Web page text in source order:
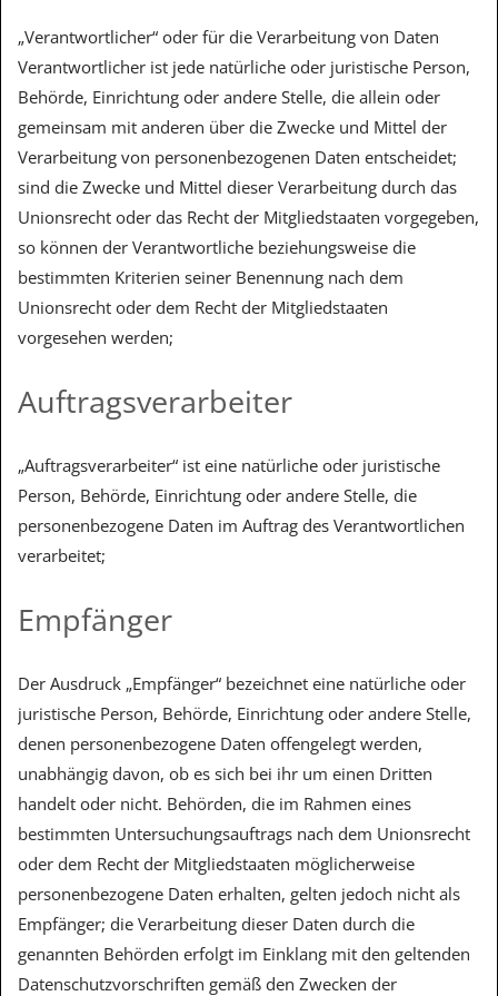
„Verantwortlicher“ oder für die Verarbeitung von Daten
Verantwortlicher ist jede natürliche oder juristische Person,
Behörde, Einrichtung oder andere Stelle, die allein oder
gemeinsam mit anderen über die Zwecke und Mittel der
Verarbeitung von personenbezogenen Daten entscheidet;
sind die Zwecke und Mittel dieser Verarbeitung durch das
Unionsrecht oder das Recht der Mitgliedstaaten vorgegeben,
so können der Verantwortliche beziehungsweise die
bestimmten Kriterien seiner Benennung nach dem
Unionsrecht oder dem Recht der Mitgliedstaaten
vorgesehen werden;
Auftragsverarbeiter
„Auftragsverarbeiter“ ist eine natürliche oder juristische
Person, Behörde, Einrichtung oder andere Stelle, die
personenbezogene Daten im Auftrag des Verantwortlichen
verarbeitet;
Empfänger
Der Ausdruck „Empfänger“ bezeichnet eine natürliche oder
juristische Person, Behörde, Einrichtung oder andere Stelle,
denen personenbezogene Daten offengelegt werden,
unabhängig davon, ob es sich bei ihr um einen Dritten
handelt oder nicht. Behörden, die im Rahmen eines
bestimmten Untersuchungsauftrags nach dem Unionsrecht
oder dem Recht der Mitgliedstaaten möglicherweise
personenbezogene Daten erhalten, gelten jedoch nicht als
Empfänger; die Verarbeitung dieser Daten durch die
genannten Behörden erfolgt im Einklang mit den geltenden
Datenschutzvorschriften gemäß den Zwecken der